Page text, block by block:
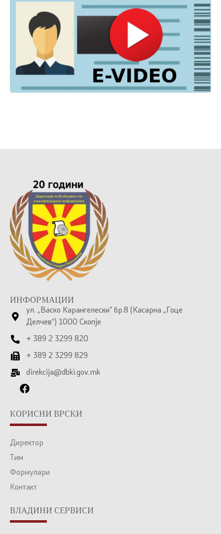
ИНФОРМАЦИИ
ул. „Васко Карангелески” бр.8 (Касарна „Гоце
Делчев“) 1000 Скопје
+ 389 2 3299 820
+ 389 2 3299 829
direkcija@dbki.gov.mk
КОРИСНИ ВРСКИ
Директор
Тим
Формулари
Контакт
ВЛАДИНИ СЕРВИСИ